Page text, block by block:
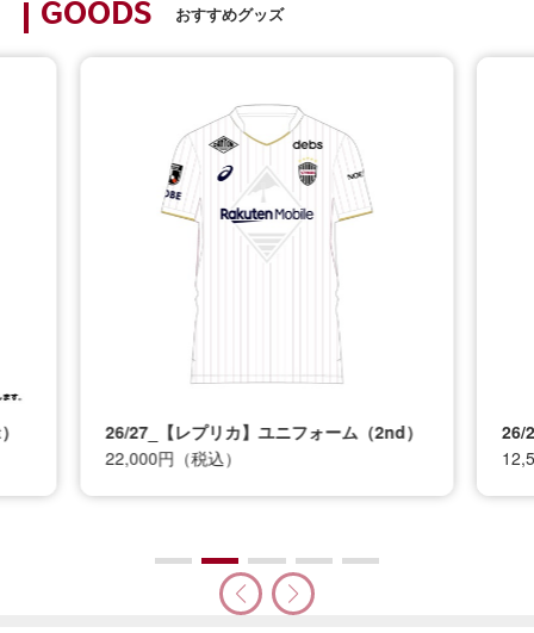
GOODS おすすめグッズ
26/27_【レプリカ】ユニフォーム（2nd）
22,000円（税込）
26/